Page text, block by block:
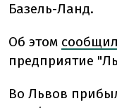
Базель-Ланд.
Об этом
предприятие
Во Львов